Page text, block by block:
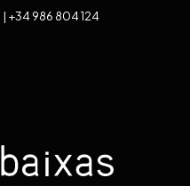
+34 986 804 124